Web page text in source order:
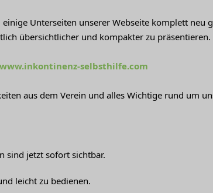
Unterseiten unserer Webseite komplett neu
übersichtlicher und kompakter zu präsentieren.
www.inkontinenz-selbsthilfe.com
aus dem Verein und alles Wichtige rund um
sind jetzt sofort sichtbar.
leicht zu bedienen.